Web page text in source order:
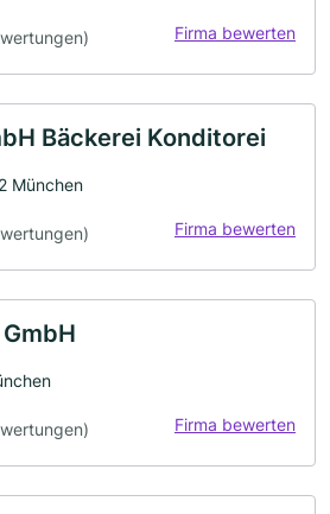
Firma bewerten
Bäckerei Konditorei
München
Firma bewerten
Firma bewerten